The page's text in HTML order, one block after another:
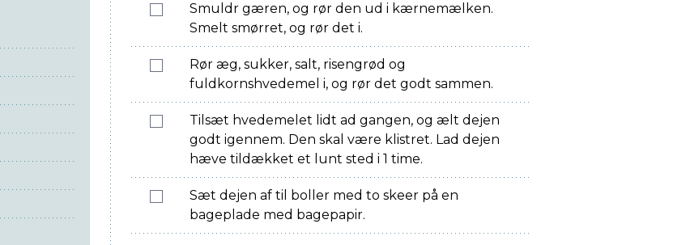
Smuldr gæren, og rør den ud i kærnemælken.
Smelt smørret, og rør det i.
Rør æg, sukker, salt, risengrød og
fuldkornshvedemel i, og rør det godt sammen.
Tilsæt hvedemelet lidt ad gangen, og ælt dejen
godt igennem. Den skal være klistret. Lad dejen
hæve tildækket et lunt sted i 1 time.
Sæt dejen af til boller med to skeer på en
bageplade med bagepapir.